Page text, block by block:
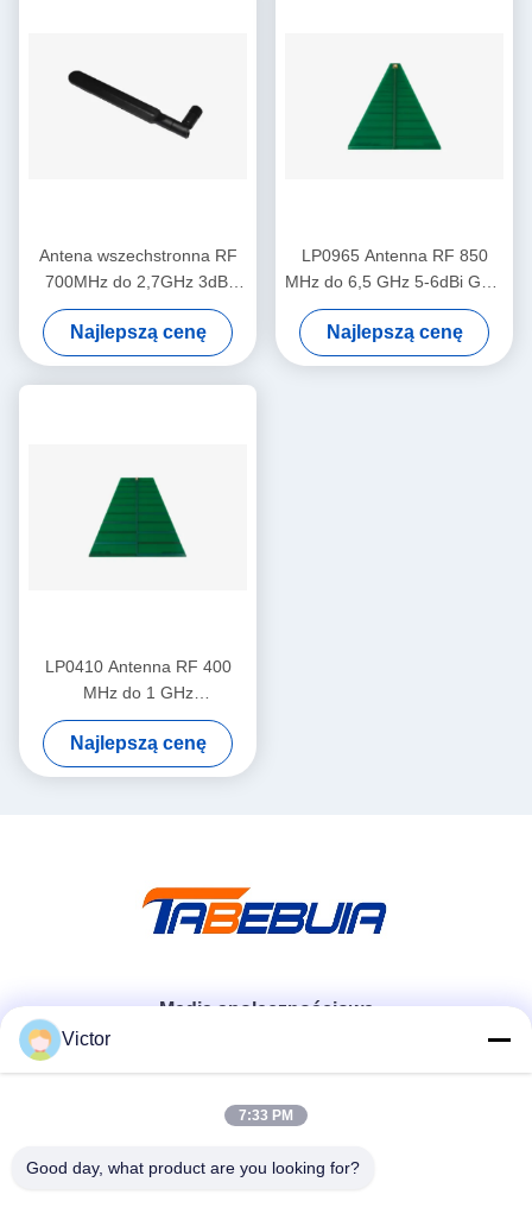
Antena wszechstronna RF
700MHz do 2,7GHz 3dBi
gain
Najlepszą cenę
LP0965 Antenna RF 850
MHz do 6,5 GHz 5-6dBi Gain
LP0965 Log Periodic PCB
Directional Antenna
Najlepszą cenę
LP0410 Antenna RF 400
MHz do 1 GHz
szerokopasmowa 5-6dBi
Gain LP0410 Log Periodic
PCB Directional Antenna
Najlepszą cenę
Media społecznościowe
Szybki kontakt
Tel.
Victor
7:33 PM
Good day, what product are you looking for?